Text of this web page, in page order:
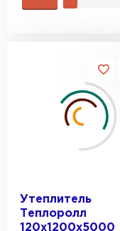
Утеплитель
Теплоролл
120х1200х5000